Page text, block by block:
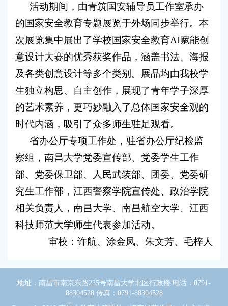
活动期间，由青筑国安辅导员工作室承办
的国家安全教育专题展览于外场同步举行。本
次展览集中展出了学校国家安全教育AI赋能创
意设计大赛的优秀获奖作品，涵盖书法、海报
及各类创意设计等多个类别。展品均由我校学
生独立构思、自主创作，展现了青年学子深厚
的艺术素养，更巧妙融入了总体国家安全观的
时代内涵，吸引了众多师生驻足观看。
省办公厅专项工作处，驻省办公厅纪检监
察组，南昌大学党委宣传部、党委学生工作
部、党委保卫部、人民武装部、团委、党委研
究生工作部，江西警察学院宣传处、政治学院
相关负责人，南昌大学、南昌航空大学、江西
科技师范大学师生代表参加活动。
审校：许航、涂金凤、朱文芳、毛梓人
地址：南昌市南京东路235号南昌大学北区行政楼 电话：0791-
88304528 传真：0791-88304528